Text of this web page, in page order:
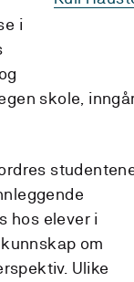
i
skole,
hos elever i
om
Ulike